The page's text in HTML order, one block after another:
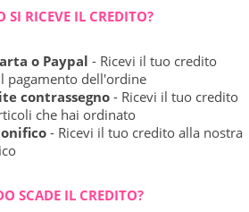
SI RICEVE IL CREDITO?
o Paypal - Ricevi il tuo credito
pagamento dell'ordine
contrassegno - Ricevi il tuo credito
che hai ordinato
- Ricevi il tuo credito alla nostra
SCADE IL CREDITO?